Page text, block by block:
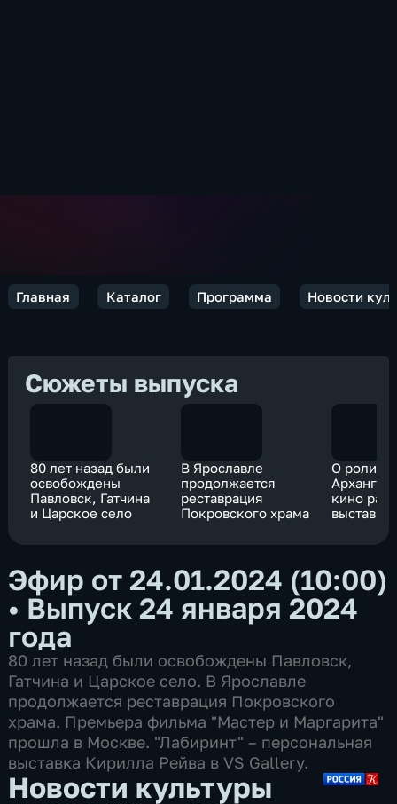
Главная Каталог Программа Новости
Сюжеты выпуска
80 лет назад были
освобождены
Павловск, Гатчина
и Царское село
В Ярославле
продолжается
реставрация
Покровского храма
О роли
кино
выставка
Эфир от 24.01.2024 (10:00)
• Выпуск 24 января 2024
года
80 лет назад были освобождены Павловск,
Гатчина и Царское село. В Ярославле
продолжается реставрация Покровского
храма. Премьера фильма "Мастер и Маргарита"
прошла в Москве. "Лабиринт" – персональная
выставка Кирилла Рейва в VS Gallery.
Новости культуры